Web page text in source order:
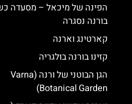
הפינה של מיכאל – מסעדה
בורנה נסגרה
קארטינג וארנה
קזינו בורנה בולגריה
הגן הבוטני של ורנה (Varna
Botanical Garden)